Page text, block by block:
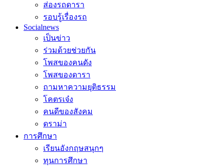
ส่องรถดารา
รอบรู้เรื่องรถ
Socialnews
เป็นข่าว
ร่วมด้วยช่วยกัน
โพสของคนดัง
โพสของดารา
ถามหาความยุติธรรม
โคตรเจ๋ง
คนดีของสังคม
ดราม่า
การศึกษา
เรียนอังกฤษสนุกๆ
ทุนการศึกษา